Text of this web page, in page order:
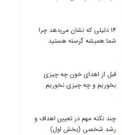
14 دلیلی که نشان می‌دهد چرا
شما همیشه گرسنه هستید
قبل از اهدای خون چه چیزی
بخوریم و چه چیزی نخوریم
چند نکته مهم در تعیین اهداف و
رشد شخصی (بخش اول)